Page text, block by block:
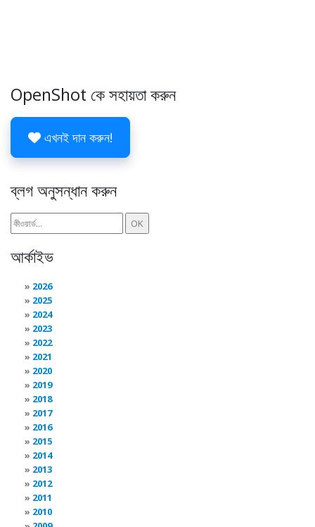
OpenShot কে সহায়তা করুন
এখনই দান করুন!
ব্লগ অনুসন্ধান করুন
আর্কাইভ
2026
2025
2024
2023
2022
2021
2020
2019
2018
2017
2016
2015
2014
2013
2012
2011
2010